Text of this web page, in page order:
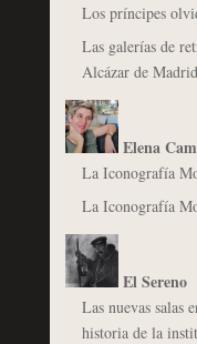
Los príncipes
Las galerías de
Alcázar de
Elena
La Iconografía
La Iconografía
El Sereno
Las nuevas salas
historia de la